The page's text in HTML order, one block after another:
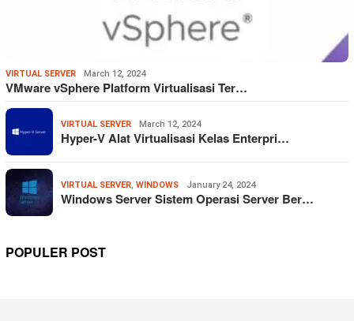
VIRTUAL SERVER March 12, 2024
VMware vSphere Platform Virtualisasi Ter…
VIRTUAL SERVER March 12, 2024
Hyper-V Alat Virtualisasi Kelas Enterpri…
VIRTUAL SERVER, WINDOWS January 24, 2024
Windows Server Sistem Operasi Server Ber…
POPULER POST